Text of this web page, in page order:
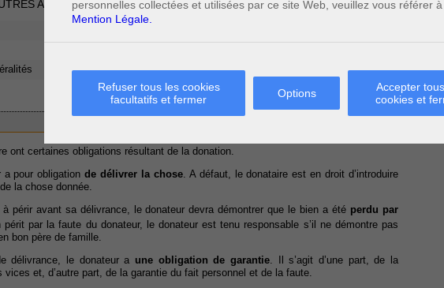
personnelles collectées et utilisées par ce site Web, veuillez vous référer
Mention Légale.
Refuser tous les cookies
facultatifs et fermer
Options
Accepter
cookies et
ARTICLES SUSCEPTIBLES DE VOUS INTERESSER:
ont certaines obligations résultant de la donation.
a pour obligationde délivrer la chose. A défaut, le donataire est en droit d’introduire
la chose donnée.
périr avant sa délivrance, le donateur devra démontrer que le bien a été perdu par
périt par la faute du donateur, le donateur est tenu responsable s’il ne démontre pas
bon père de famille.
délivrance, le donateur a une obligation de garantie . Il s’agit d’une part, de la
vices et, d’autre part, de la garantie du fait personnel et de la faute.